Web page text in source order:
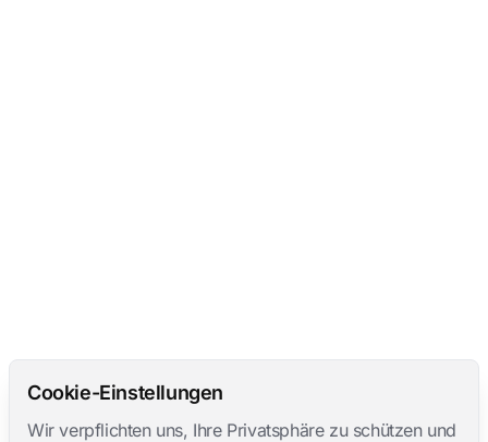
Cookie-Einstellungen
Wir verpflichten uns, Ihre Privatsphäre zu schützen und